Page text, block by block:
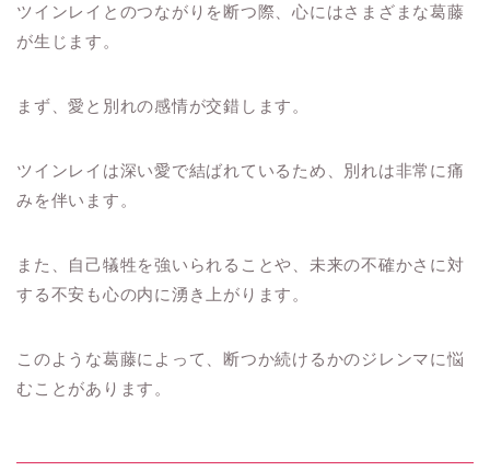
ツインレイとのつながりを断つ際、心にはさまざまな葛藤
が生じます。
まず、愛と別れの感情が交錯します。
ツインレイは深い愛で結ばれているため、別れは非常に痛
みを伴います。
また、自己犠牲を強いられることや、未来の不確かさに対
する不安も心の内に湧き上がります。
このような葛藤によって、断つか続けるかのジレンマに悩
むことがあります。